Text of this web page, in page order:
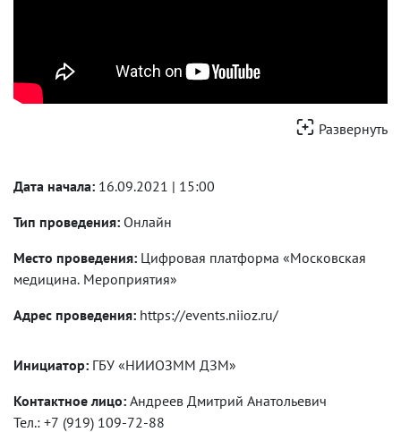
Развернуть
Дата начала:
16.09.2021 | 15:00
Тип проведения: Онлайн
Место проведения: Цифровая платформа «Московская
медицина. Мероприятия»
Адрес проведения: https://events.niioz.ru/
Инициатор: ГБУ «НИИОЗММ ДЗМ»
Контактное лицо:
Андреев Дмитрий Анатольевич
Тел.: +7 (919) 109-72-88